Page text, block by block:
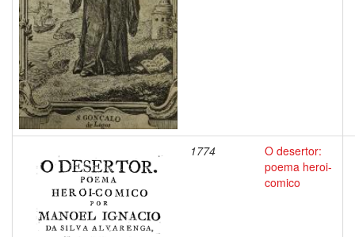
1774
O desertor:
poema heroi-
comico